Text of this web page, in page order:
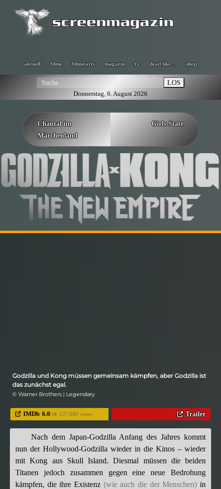
aktuell filme filmstarts magazin tv dead like… shop
LOS
Donnerstag, 6. August 2026
Chantal im
Märchenland
Girls State
Godzilla und Kong müssen gemeinsam kämpfen, aber Godzilla ist
das zunächst egal.
© Warner Brothers | Legendary
IMDb 6.0/10 137,680 votes Trailer
Nach dem Japan-Godzilla Anfang des Jahres kommt
nun der Hollywood-Godzilla wieder in die Kinos – wieder
mit Kong aus Skull Island. Diesmal müssen die beiden
Titanen jedoch zusammen gegen eine neue Bedrohung
kämpfen, die ihre Existenz (wie auch die der Menschen) in